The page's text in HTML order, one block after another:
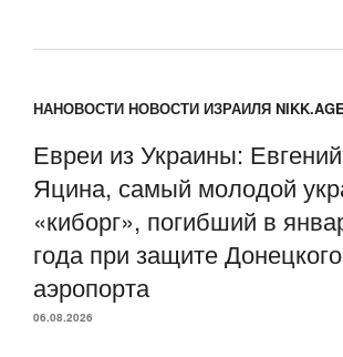
НАНОВОСТИ НОВОСТИ ИЗРАИЛЯ
Евреи из Украины:
Яцина, самый молодой
«киборг», погибший в
года при защите Донецкого
аэропорта
06.08.2026